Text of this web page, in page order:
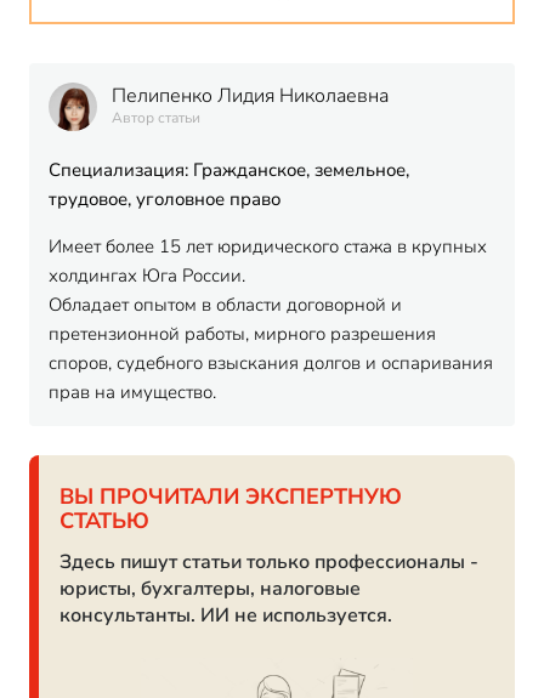
Пелипенко Лидия Николаевна
Автор статьи
Специализация: Гражданское, земельное,
трудовое, уголовное право
Имеет более 15 лет юридического стажа в крупных
холдингах Юга России.
Обладает опытом в области договорной и
претензионной работы, мирного разрешения
споров, судебного взыскания долгов и оспаривания
прав на имущество.
ВЫ ПРОЧИТАЛИ ЭКСПЕРТНУЮ
СТАТЬЮ
Здесь пишут статьи только профессионалы -
юристы, бухгалтеры, налоговые
консультанты. ИИ не используется.